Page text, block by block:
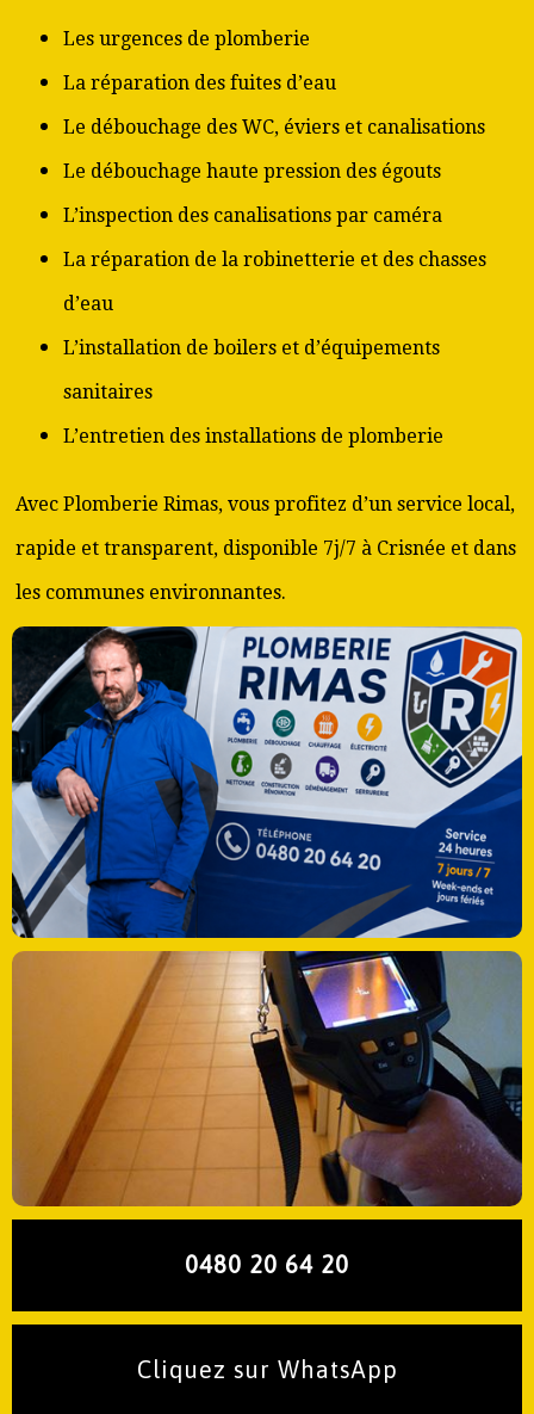
Les urgences de plomberie
La réparation des fuites d’eau
Le débouchage des WC, éviers et canalisations
Le débouchage haute pression des égouts
L’inspection des canalisations par caméra
La réparation de la robinetterie et des chasses
d’eau
L’installation de boilers et d’équipements
sanitaires
L’entretien des installations de plomberie
Avec Plomberie Rimas, vous profitez d’un service local,
rapide et transparent, disponible 7j/7 à Crisnée et dans
les communes environnantes.
0480 20 64 20
Cliquez sur WhatsApp